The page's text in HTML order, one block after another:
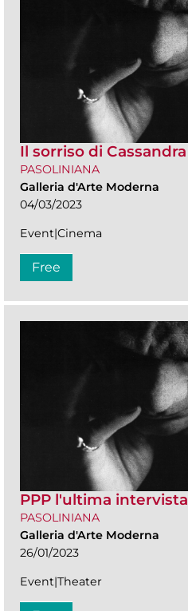
Il sorriso di Cassandra
PASOLINIANA
Galleria d'Arte Moderna
04/03/2023
Event|Cinema
Free
PPP l'ultima intervista
PASOLINIANA
Galleria d'Arte Moderna
26/01/2023
Event|Theater